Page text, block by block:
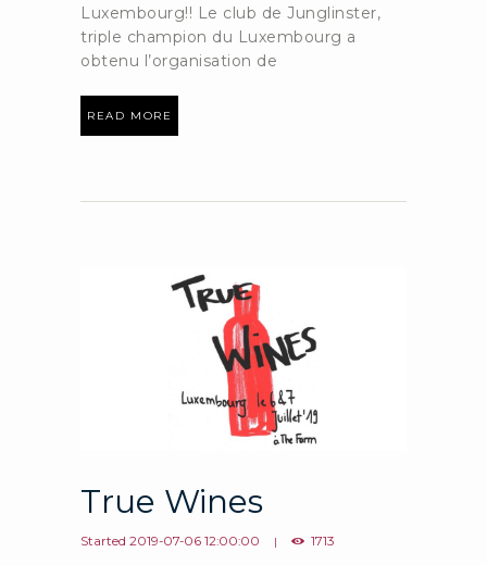
Luxembourg!! Le club de Junglinster,
triple champion du Luxembourg a
obtenu l’organisation de
READ MORE
True Wines
Started 2019-07-06 12:00:00 1713